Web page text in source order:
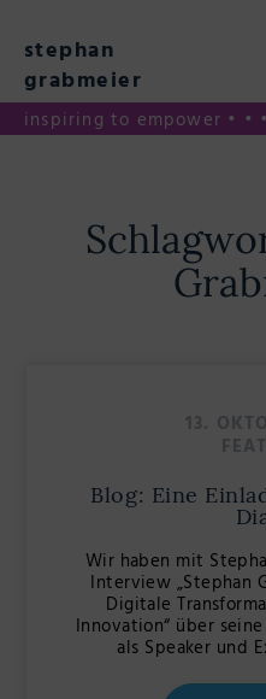
content
stephan
grabmeier
inspiring to empower • • •
13.
Blog: Eine
Wir haben mit
Interview „Stephan
Digitale
Innovation“ über
als Speaker und